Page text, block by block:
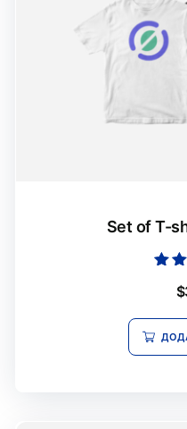
Set of T-
в
з 5
$